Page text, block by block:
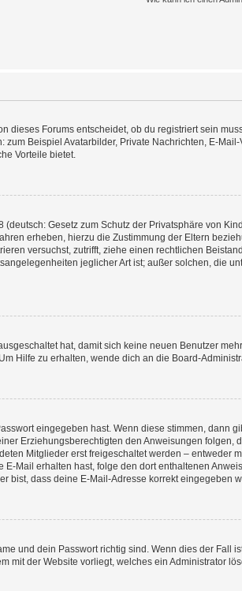
Forums entscheidet, ob du registriert sein
Beispiel Avatarbilder, Private Nachrichten, E-
Vorteile bietet.
Gesetz zum Schutz der Privatsphäre von
erheben, hierzu die Zustimmung der Eltern
versuchst, zutrifft, ziehe einen rechtlichen
jeglicher Art ist; außer solchen, die
hat, damit sich keine neuen Benutzer
Hilfe zu erhalten, wende dich an die Board-
eingegeben hast. Wenn diese stimmen, dann
Erziehungsberechtigten den Anweisungen
Mitglieder erst freigeschaltet werden – entweder
Mail erhalten hast, folge den dort enthaltenen
bist, dass deine E-Mail-Adresse korrekt eingegeben
und dein Passwort richtig sind. Wenn dies der Fall
mit der Website vorliegt, welches ein Administrator